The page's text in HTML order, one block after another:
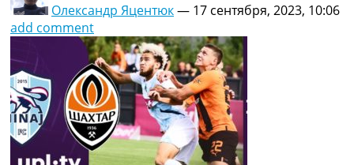
Олександр Яцентюк— 17 сентября, 2023, 10:06
add comment